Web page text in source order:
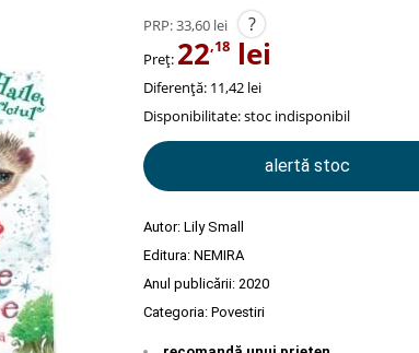
PRP:33,60 lei ?
Preț: 22,18 lei
Diferență: 11,42 lei
Disponibilitate:stoc indisponibil
alertă stoc
Autor: Lily Small
Editura: NEMIRA
Anul publicării: 2020
Categoria: Povestiri